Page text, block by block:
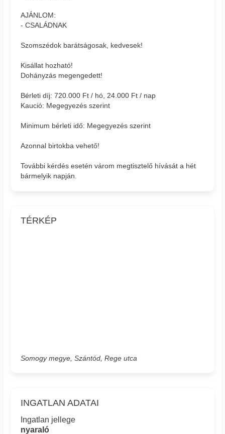
AJÁNLOM:
- CSALÁDNAK
Szomszédok barátságosak, kedvesek!
Kisállat hozható!
Dohányzás megengedett!
Bérleti díj: 720.000 Ft / hó, 24.000 Ft / nap
Kaució: Megegyezés szerint
Minimum bérleti idő: Megegyezés szerint
Azonnal birtokba vehető!
További kérdés esetén várom megtisztelő hívását a hét
bármelyik napján.
TÉRKÉP
Somogy megye, Szántód, Rege utca
INGATLAN ADATAI
Ingatlan jellege
nyaraló